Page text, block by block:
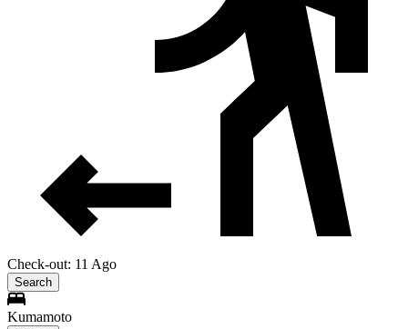
Check-out: 11 Ago
Search
Kumamoto